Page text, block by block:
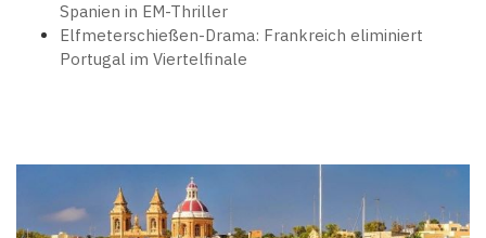
Spanien in EM-Thriller
Elfmeterschießen-Drama: Frankreich eliminiert
Portugal im Viertelfinale